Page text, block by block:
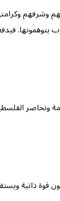
وشرفهم
يتوهمونها.
وتحاصر
قوة ذاتية